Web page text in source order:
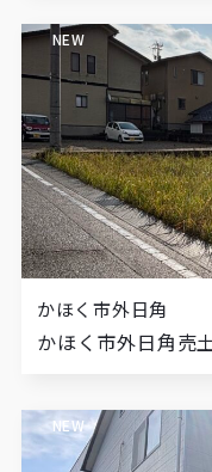
かほく市外日角
かほく市外日角売
NEW
NEW